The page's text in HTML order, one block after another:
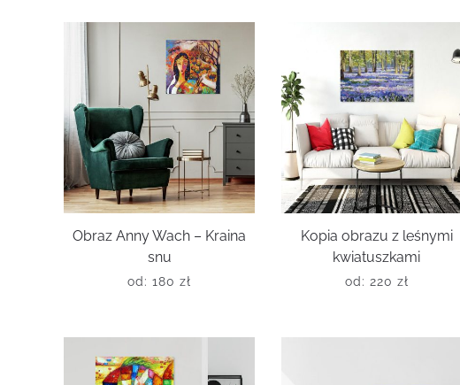
Obraz Anny Wach – Kraina
snu
od: 180 zł
Kopia obrazu z leśnymi
kwiatuszkami
od: 220 zł